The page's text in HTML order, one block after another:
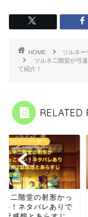
HOME
ツルネー
ツルネ二階堂が弓
て紹介！
RELATED
ーつながりのー射ー
ネ京アニの息合いの
がやばい！ネタバレ